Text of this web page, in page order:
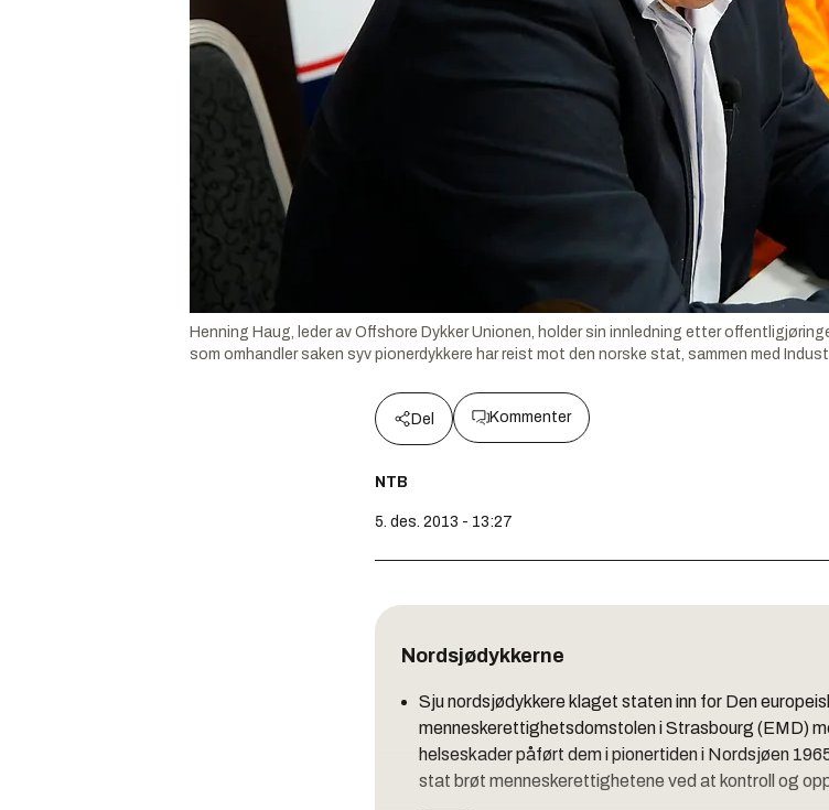
Henning Haug, leder av Offshore Dykker Unionen, holder sin innledning etter
som omhandler saken syv pionerdykkere har reist mot den norske stat, sammen med
Del Kommenter
NTB
5. des. 2013 - 13:27
Nordsjødykkerne
Sju nordsjødykkere klaget staten inn for Den
menneskerettighetsdomstolen i Strasbourg (EMD)
helseskader påført dem i pionertiden i Nordsjøen
stat brøt menneskerettighetene ved at kontroll og